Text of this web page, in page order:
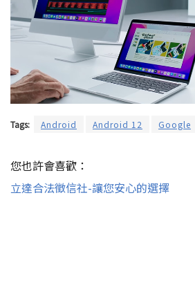
Tags: Android Android 12 Google
您也許會喜歡：
立達合法徵信社-讓您安心的選擇